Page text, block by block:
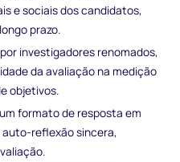
e sociais dos candidatos,
prazo.
investigadores renomados,
da avaliação na medição
objetivos.
formato de resposta em
reflexão sincera,